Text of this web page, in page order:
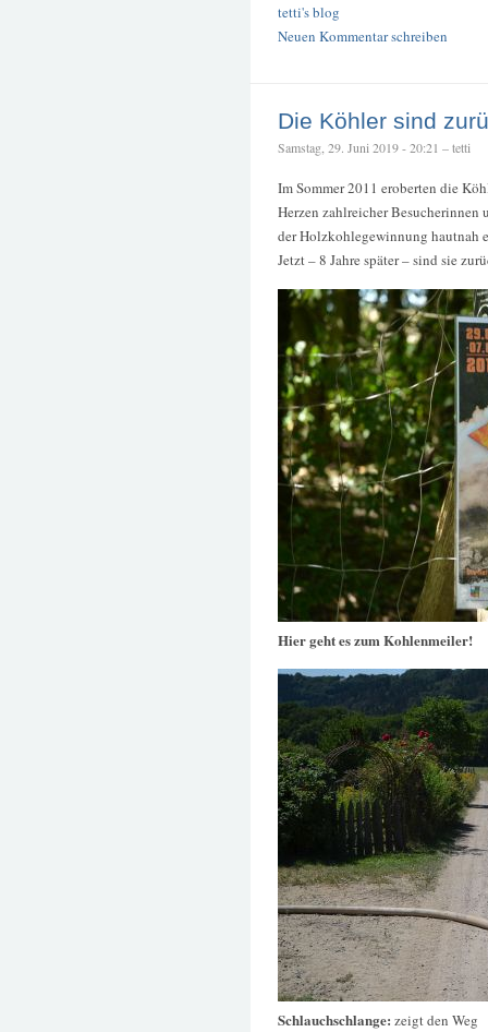
tetti's blog
Neuen Kommentar schreiben
Die Köhler sind
Samstag, 29. Juni 2019 - 20:21 – tetti
Im Sommer 2011 eroberten die
Herzen zahlreicher
der Holzkohlegewinnung hautnah
Jetzt – 8 Jahre später – sind sie
Hier geht es zum Kohlenmeiler!
Schlauchschlange: zeigt den Weg